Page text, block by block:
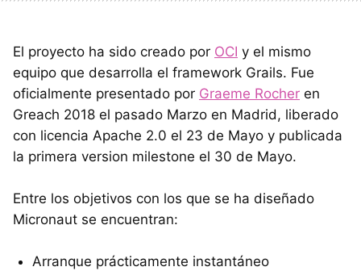
El proyecto ha sido creado por OCI y el mismo
equipo que desarrolla el framework Grails. Fue
oficialmente presentado por Graeme Rocher en
Greach 2018 el pasado Marzo en Madrid, liberado
con licencia Apache 2.0 el 23 de Mayo y publicada
la primera version milestone el 30 de Mayo.
Entre los objetivos con los que se ha diseñado
Micronaut se encuentran:
Arranque prácticamente instantáneo